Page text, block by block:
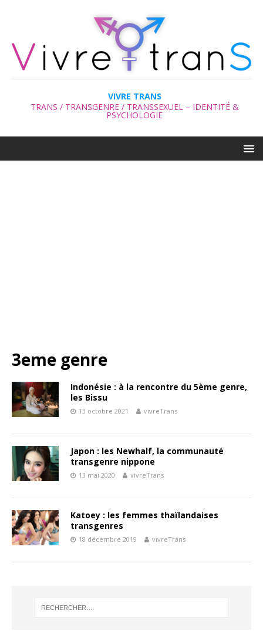
VIVRE TRANS
TRANS / TRANSGENRE / TRANSSEXUEL – IDENTITÉ &
PSYCHOLOGIE
3eme genre
Indonésie : à la rencontre du 5ème genre,
les Bissu
13 octobre 2021 vivreTrans
Japon : les Newhalf, la communauté
transgenre nippone
13 mai 2020 vivreTrans
Katoey : les femmes thaïlandaises
transgenres
18 décembre 2019 vivreTrans